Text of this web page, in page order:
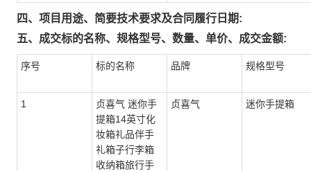
四、项目用途、简要技术要求及合同履行日期:
五、成交标的名称、规格型号、数量、单价、成交金额:
序号 标的名称 品牌 规格型号
1
贞喜气 迷你手
提箱14英寸化
妆箱礼品伴手
礼箱子行李箱
收纳箱旅行手
贞喜气 迷你手提箱